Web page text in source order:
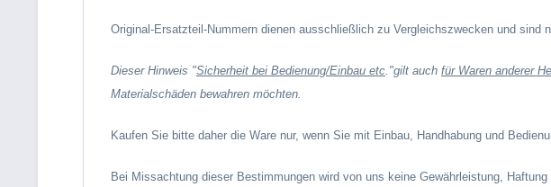
Original-Ersatzteil-Nummern dienen ausschließlich zu Vergleichszwecken und sind
Dieser Hinweis "Sicherheit bei Bedienung/Einbau etc."gilt auch für Waren anderer
Materialschäden bewahren möchten.
Kaufen Sie bitte daher die Ware nur, wenn Sie mit Einbau, Handhabung und
Bei Missachtung dieser Bestimmungen wird von uns keine Gewährleistung,